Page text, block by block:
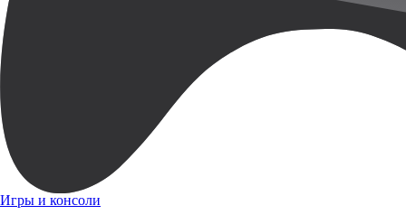
Игры и консоли